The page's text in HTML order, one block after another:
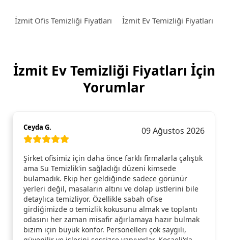
İzmit Ofis Temizliği Fiyatları İzmit Ev Temizliği Fiyatları
İzmit Ev Temizliği Fiyatları İçin
Yorumlar
Ceyda G. 09 Ağustos 2026
Şirket ofisimiz için daha önce farklı firmalarla çalıştık
ama Su Temizlik'in sağladığı düzeni kimsede
bulamadık. Ekip her geldiğinde sadece görünür
yerleri değil, masaların altını ve dolap üstlerini bile
detaylıca temizliyor. Özellikle sabah ofise
girdiğimizde o temizlik kokusunu almak ve toplantı
odasını her zaman misafir ağırlamaya hazır bulmak
bizim için büyük konfor. Personelleri çok saygılı,